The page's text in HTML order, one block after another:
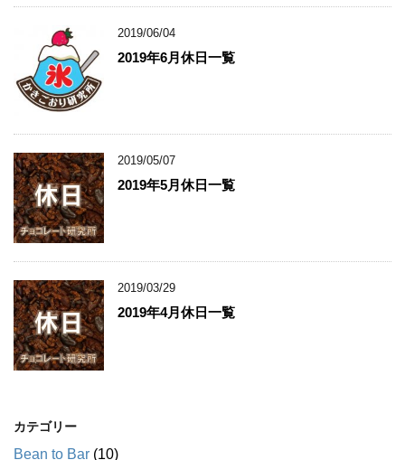
2019/06/04
2019年6月休日一覧
2019/05/07
2019年5月休日一覧
2019/03/29
2019年4月休日一覧
カテゴリー
Bean to Bar (10)